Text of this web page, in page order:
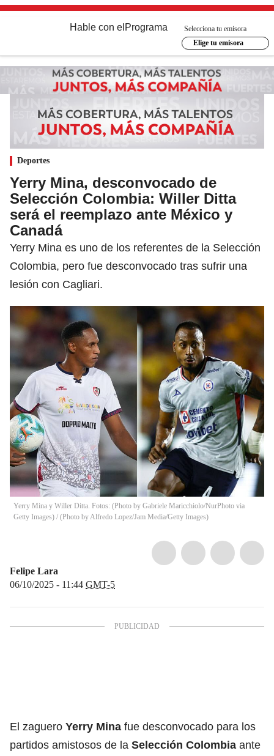
Hable con el Programa
Selecciona tu emisora
Elige tu emisora
Deportes
Yerry Mina, desconvocado de
Selección Colombia: Willer Ditta
será el reemplazo ante México y
Canadá
Yerry Mina es uno de los referentes de la Selección
Colombia, pero fue desconvocado tras sufrir una
lesión con Cagliari.
Yerry Mina y Willer Ditta. Fotos: (Photo by Gabriele Maricchiolo/NurPhoto via
Getty Images) / (Photo by Alfredo Lopez/Jam Media/Getty Images)
Felipe Lara
06/10/2025 - 11:44 GMT-5
El zaguero Yerry Mina fue desconvocado para los
partidos amistosos de la Selección Colombia ante